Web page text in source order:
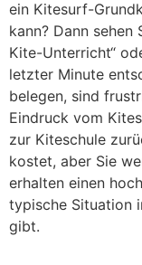
ein Kitesurf-
kann? Dann
Kite-Unterricht“
letzter Minute
belegen, sind
Eindruck vom
zur Kiteschule
kostet, aber Sie
erhalten einen
typische Situation
gibt.